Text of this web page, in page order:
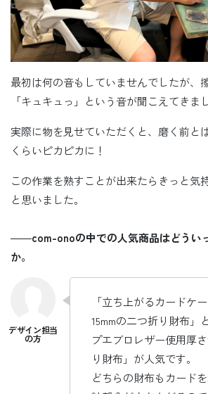
最初は何の音もしていませんでしたが、
「キュキュっ」という音が聞こえてきまし
実際に物を見せていただくと、磨く前と
くらいピカピカに！
この作業を熟すことが出来たらきっと気
と思いました。
――com-onoの中での人気商品はどうい
か。
「立ち上がるカードケ
15mmの二つ折り財布」
プエブロレザー使用厚
り財布」が人気です。
どちらの財布もカード